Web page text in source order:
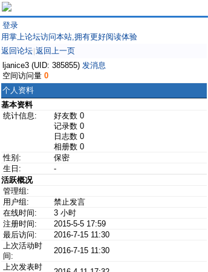
登录
用掌上论坛访问本站,拥有更好阅读体验
返回论坛 返回上一页
ljanice3 (UID: 385855) 发消息
空间访问量 0
个人资料
基本资料
统计信息:
好友数 0
记录数 0
日志数 0
相册数 0
性别:
保密
生日:
-
活跃概况
管理组:
用户组:
禁止发言
在线时间:
3 小时
注册时间:
2015-5-5 17:59
最后访问:
2016-7-15 11:30
上次活动时
间:
2016-7-15 11:30
上次发表时